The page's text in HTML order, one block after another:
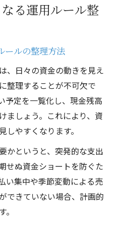
る運用ルール整
ールの整理方法
、日々の資金の動きを見え
整理することが不可欠で
予定を一覧化し、現金残高
ましょう。これにより、資
やすくなります。
かというと、突発的な支出
せぬ資金ショートを防ぐた
い集中や季節変動による売
できていない場合、計画的